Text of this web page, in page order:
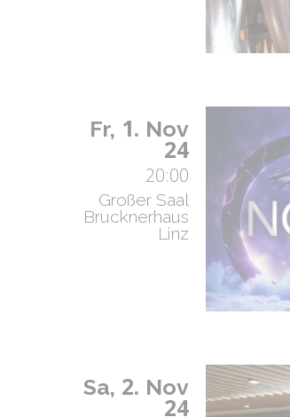
Fr, 1. Nov
24
20:00
Großer Saal
Brucknerhaus
Linz
Sa, 2. Nov
24